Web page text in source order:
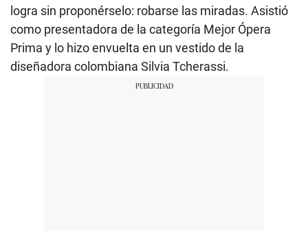
logra sin proponérselo: robarse las miradas. Asistió
como presentadora de la categoría Mejor Ópera
Prima y lo hizo envuelta en un vestido de la
diseñadora colombiana Silvia Tcherassi.